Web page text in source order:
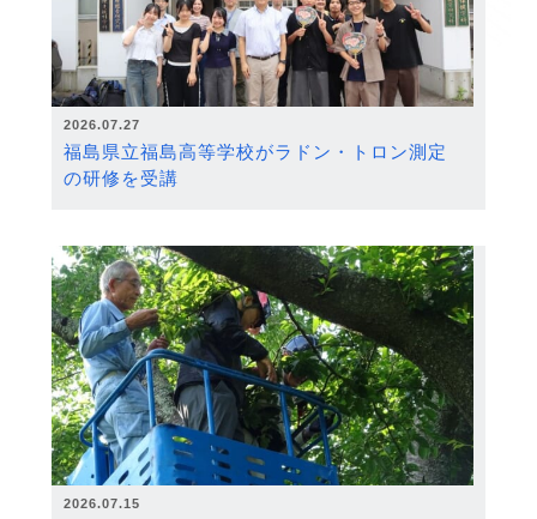
2026.07.27
福島県立福島高等学校がラドン・トロン測定
の研修を受講
2026.07.15